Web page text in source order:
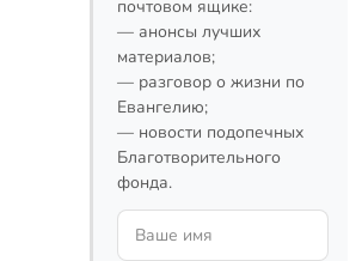
почтовом ящике:
— анонсы лучших
материалов;
— разговор о жизни по
Евангелию;
— новости подопечных
Благотворительного
фонда.